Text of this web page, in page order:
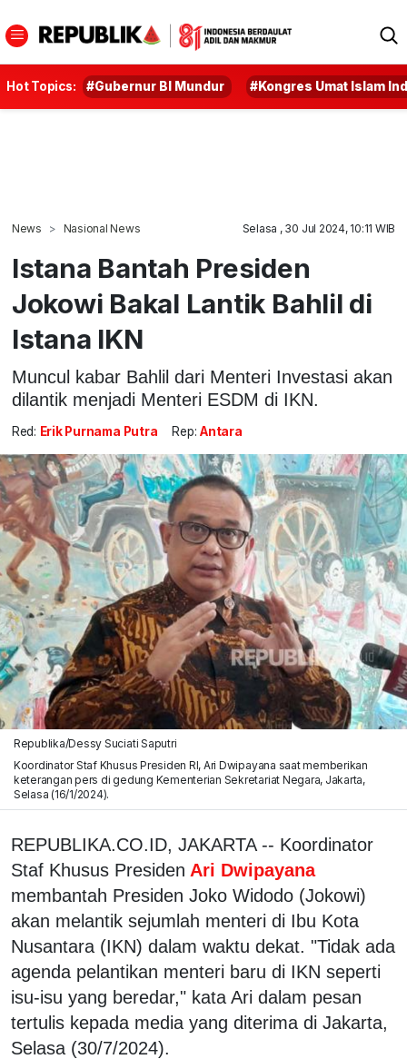
Hot Topics: #Gubernur BI Mundur #Kongres Umat Islam
News Nasional News Selasa , 30 Jul 2024, 10:11 WIB
Istana Bantah Presiden
Jokowi Bakal Lantik Bahlil di
Istana IKN
Muncul kabar Bahlil dari Menteri Investasi akan
dilantik menjadi Menteri ESDM di IKN.
Red: Erik Purnama Putra Rep: Antara
Republika/Dessy Suciati Saputri
Koordinator Staf Khusus Presiden RI, Ari Dwipayana saat memberikan
keterangan pers di gedung Kementerian Sekretariat Negara, Jakarta,
Selasa (16/1/2024).
REPUBLIKA.CO.ID, JAKARTA -- Koordinator
Staf Khusus Presiden Ari Dwipayana
membantah Presiden Joko Widodo (Jokowi)
akan melantik sejumlah menteri di Ibu Kota
Nusantara (IKN) dalam waktu dekat. "Tidak ada
agenda pelantikan menteri baru di IKN seperti
isu-isu yang beredar," kata Ari dalam pesan
tertulis kepada media yang diterima di Jakarta,
Selasa (30/7/2024).